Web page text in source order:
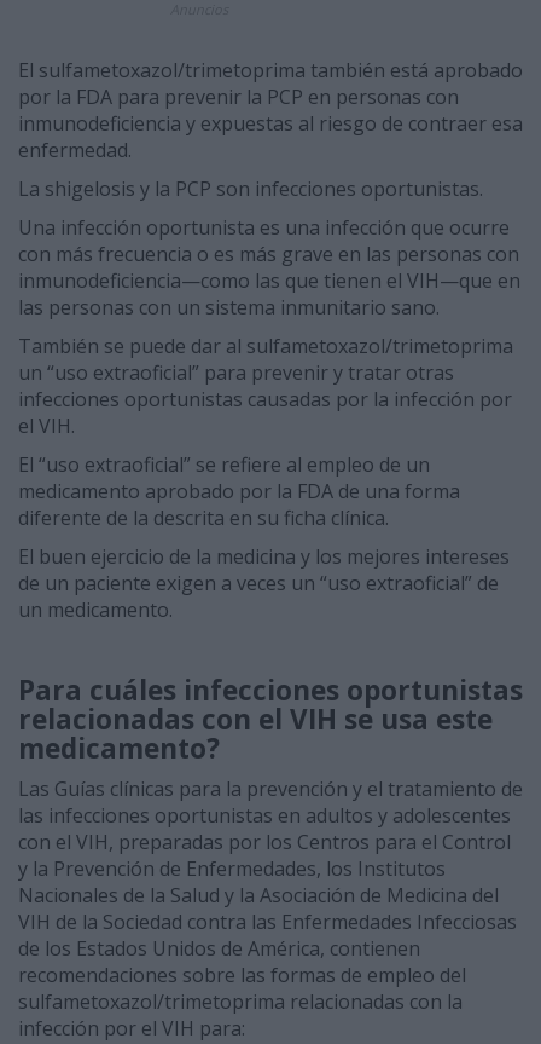
El sulfametoxazol/trimetoprima también está aprobado
por la FDA para prevenir la PCP en personas con
inmunodeficiencia y expuestas al riesgo de contraer esa
enfermedad.
La shigelosis y la PCP son infecciones oportunistas.
Una infección oportunista es una infección que ocurre
con más frecuencia o es más grave en las personas con
inmunodeficiencia—como las que tienen el VIH—que en
las personas con un sistema inmunitario sano.
También se puede dar al sulfametoxazol/trimetoprima
un “uso extraoficial” para prevenir y tratar otras
infecciones oportunistas causadas por la infección por
el VIH.
El “uso extraoficial” se refiere al empleo de un
medicamento aprobado por la FDA de una forma
diferente de la descrita en su ficha clínica.
El buen ejercicio de la medicina y los mejores intereses
de un paciente exigen a veces un “uso extraoficial” de
un medicamento.
Para cuáles infecciones oportunistas
relacionadas con el VIH se usa este
medicamento?
Las Guías clínicas para la prevención y el tratamiento de
las infecciones oportunistas en adultos y adolescentes
con el VIH, preparadas por los Centros para el Control
y la Prevención de Enfermedades, los Institutos
Nacionales de la Salud y la Asociación de Medicina del
VIH de la Sociedad contra las Enfermedades Infecciosas
de los Estados Unidos de América, contienen
recomendaciones sobre las formas de empleo del
sulfametoxazol/trimetoprima relacionadas con la
infección por el VIH para: